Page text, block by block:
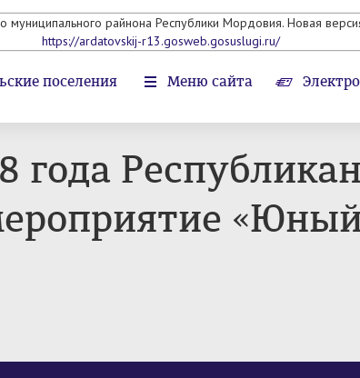
муниципального райнона Республики Мордовия. Новая
https://ardatovskij-r13.gosweb.gosuslugi.ru/
поселения Меню сайта
года